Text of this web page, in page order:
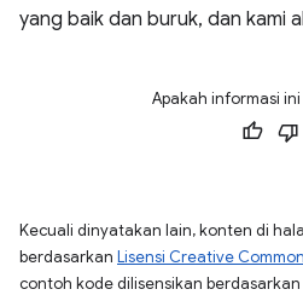
yang baik dan buruk, dan kami
Apakah informasi
Kecuali dinyatakan lain, konten di
berdasarkan Lisensi Creative
contoh kode dilisensikan berdasarkan